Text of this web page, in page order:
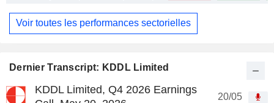
Dernier Transcript: KDDL Limited
KDDL Limited, Q4 2026 Earnings
20/05
Voir toutes les performances sectorielles